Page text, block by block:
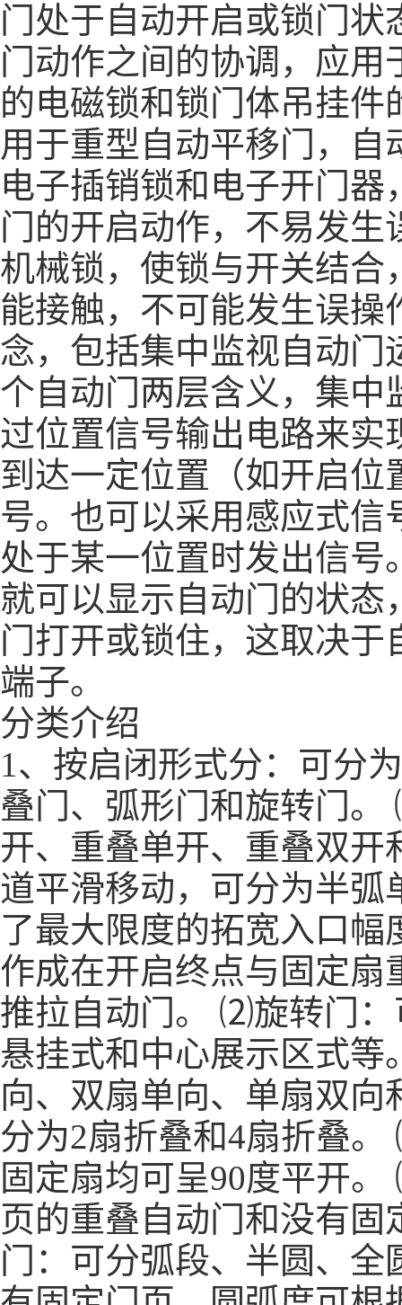
门处于自动开启或锁门
门动作之间的协调，应
的电磁锁和锁门体吊挂
用于重型自动平移门，
电子插销锁和电子开门
门的开启动作，不易发
机械锁，使锁与开关结合
能接触，不可能发生误操
念，包括集中监视自动门
个自动门两层含义，集中
过位置信号输出电路来
到达一定位置（如开启
号。也可以采用感应式
处于某一位置时发出信
就可以显示自动门的状
门打开或锁住，这取决
端子。
分类介绍
1、按启闭形式分：可分
叠门、弧形门和旋转门
开、重叠单开、重叠双
道平滑移动，可分为半
了最大限度的拓宽入口
作成在开启终点与固定扇
推拉自动门。 ⑵旋转门
悬挂式和中心展示区式
向、双扇单向、单扇双
分为2扇折叠和4扇折叠
固定扇均可呈90度平开
页的重叠自动门和没有
门：可分弧段、半圆、